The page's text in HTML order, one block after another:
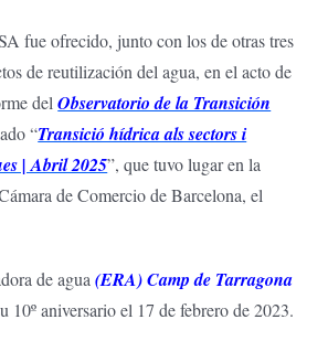
fue ofrecido, junto con los de otras tres
de reutilización del agua, en el acto de
delObservatorio de la Transición
“Transició hídrica als sectors i
| Abril 2025”, que tuvo lugar en la
de Comercio de Barcelona, el
de agua(ERA) Camp de Tarragona
10º aniversario el 17 de febrero de 2023.